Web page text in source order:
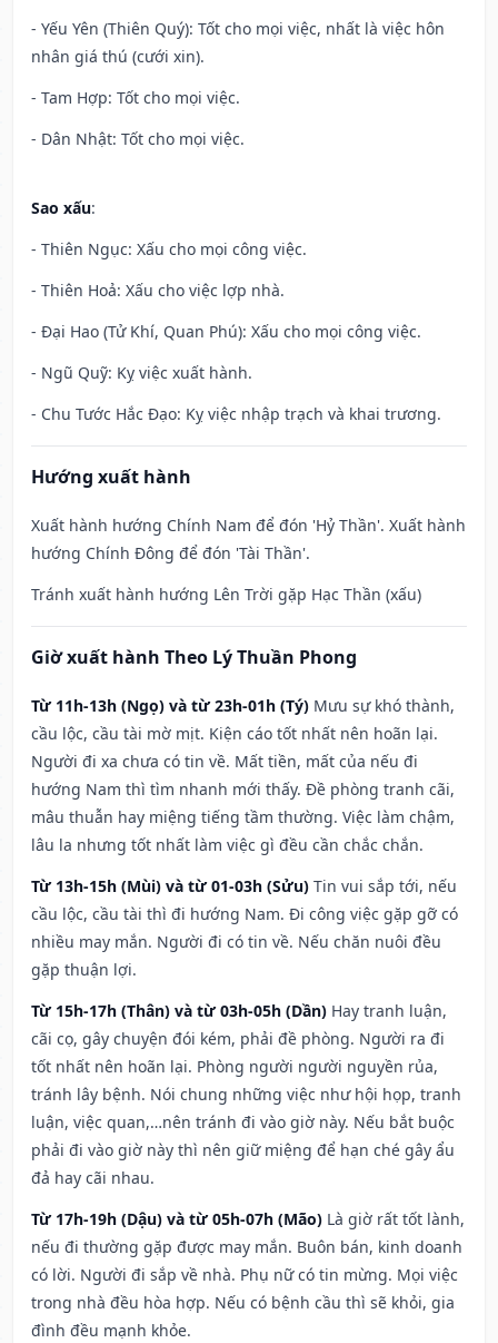
- Yếu Yên (Thiên Quý): Tốt cho mọi việc, nhất là việc hôn
nhân giá thú (cưới xin).
- Tam Hợp: Tốt cho mọi việc.
- Dân Nhật: Tốt cho mọi việc.
Sao xấu:
- Thiên Ngục: Xấu cho mọi công việc.
- Thiên Hoả: Xấu cho việc lợp nhà.
- Đại Hao (Tử Khí, Quan Phú): Xấu cho mọi công việc.
- Ngũ Quỹ: Kỵ việc xuất hành.
- Chu Tước Hắc Đạo: Kỵ việc nhập trạch và khai trương.
Hướng xuất hành
Xuất hành hướng Chính Nam để đón 'Hỷ Thần'. Xuất hành
hướng Chính Đông để đón 'Tài Thần'.
Tránh xuất hành hướng Lên Trời gặp Hạc Thần (xấu)
Giờ xuất hành Theo Lý Thuần Phong
Từ 11h-13h (Ngọ) và từ 23h-01h (Tý) Mưu sự khó thành,
cầu lộc, cầu tài mờ mịt. Kiện cáo tốt nhất nên hoãn lại.
Người đi xa chưa có tin về. Mất tiền, mất của nếu đi
hướng Nam thì tìm nhanh mới thấy. Đề phòng tranh cãi,
mâu thuẫn hay miệng tiếng tầm thường. Việc làm chậm,
lâu la nhưng tốt nhất làm việc gì đều cần chắc chắn.
Từ 13h-15h (Mùi) và từ 01-03h (Sửu) Tin vui sắp tới, nếu
cầu lộc, cầu tài thì đi hướng Nam. Đi công việc gặp gỡ có
nhiều may mắn. Người đi có tin về. Nếu chăn nuôi đều
gặp thuận lợi.
Từ 15h-17h (Thân) và từ 03h-05h (Dần) Hay tranh luận,
cãi cọ, gây chuyện đói kém, phải đề phòng. Người ra đi
tốt nhất nên hoãn lại. Phòng người người nguyền rủa,
tránh lây bệnh. Nói chung những việc như hội họp, tranh
luận, việc quan,…nên tránh đi vào giờ này. Nếu bắt buộc
phải đi vào giờ này thì nên giữ miệng để hạn ché gây ẩu
đả hay cãi nhau.
Từ 17h-19h (Dậu) và từ 05h-07h (Mão) Là giờ rất tốt lành,
nếu đi thường gặp được may mắn. Buôn bán, kinh doanh
có lời. Người đi sắp về nhà. Phụ nữ có tin mừng. Mọi việc
trong nhà đều hòa hợp. Nếu có bệnh cầu thì sẽ khỏi, gia
đình đều mạnh khỏe.